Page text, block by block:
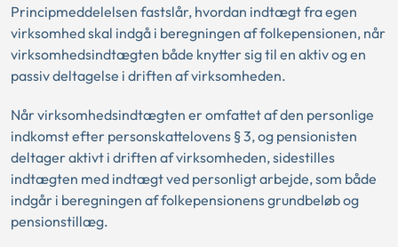
Principmeddelelsen fastslår, hvordan indtægt fra egen
virksomhed skal indgå i beregningen af folkepensionen, når
virksomhedsindtægten både knytter sig til en aktiv og en
passiv deltagelse i driften af virksomheden.
Når virksomhedsindtægten er omfattet af den personlige
indkomst efter personskattelovens § 3, og pensionisten
deltager aktivt i driften af virksomheden, sidestilles
indtægten med indtægt ved personligt arbejde, som både
indgår i beregningen af folkepensionens grundbeløb og
pensionstillæg.